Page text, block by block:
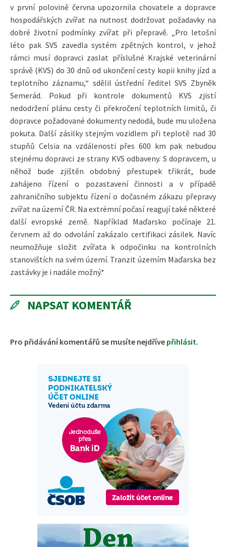
v první polovině června upozornila chovatele a dopravce
hospodářských zvířat na nutnost dodržovat požadavky na
dobré životní podmínky zvířat při přepravě. „Pro letošní
léto pak SVS zavedla systém zpětných kontrol, v jehož
rámci musí dopravci zaslat příslušné Krajské veterinární
správě (KVS) do 30 dnů od ukončení cesty kopii knihy jízd a
teplotního záznamu,“ sdělil ústřední ředitel SVS Zbyněk
Semerád. Pokud při kontrole dokumentů KVS zjistí
nedodržení plánu cesty či překročení teplotních limitů, či
dopravce požadované dokumenty nedodá, bude mu uložena
pokuta. Další zásilky stejným vozidlem při teplotě nad 30
stupňů Celsia na vzdálenosti přes 600 km pak nebudou
stejnému dopravci ze strany KVS odbaveny. S dopravcem, u
něhož bude zjištěn obdobný přestupek třikrát, bude
zahájeno řízení o pozastavení činnosti a v případě
zahraničního subjektu řízení o dočasném zákazu přepravy
zvířat na území ČR. Na extrémní počasí reagují také některé
další evropské země. Například Maďarsko počínaje 21.
červnem až do odvolání zakázalo certifikaci zásilek. Navíc
neumožňuje složit zvířata k odpočinku na kontrolních
stanovištích na svém území. Tranzit územím Maďarska bez
zastávky je i nadále možný.*
NAPSAT KOMENTÁŘ
Pro přidávání komentářů se musíte nejdříve přihlásit.